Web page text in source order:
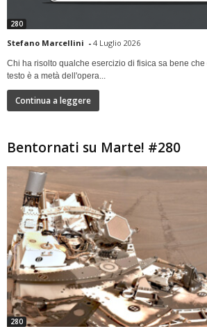
280
Stefano Marcellini - 4 Luglio 2026
Chi ha risolto qualche esercizio di fisica sa bene
testo è a metà dell'opera...
Continua a leggere
Bentornati su Marte! #280
280